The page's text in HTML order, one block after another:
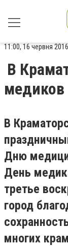
11:00, 16 червня
В
медиков
В
Дню
День
третье
город
многих